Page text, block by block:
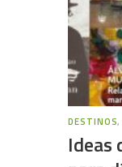
DESTINOS
Ideas